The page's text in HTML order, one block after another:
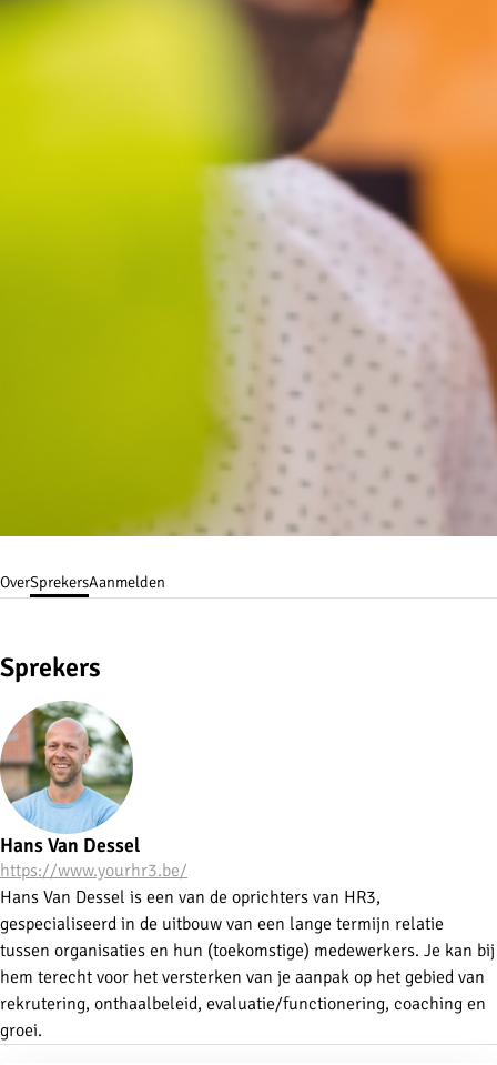
OverSprekersAanmelden
Sprekers
Hans Van Dessel
https://www.yourhr3.be/
Hans Van Dessel is een van de oprichters van HR3,
gespecialiseerd in de uitbouw van een lange termijn relatie
tussen organisaties en hun (toekomstige) medewerkers. Je kan bij
hem terecht voor het versterken van je aanpak op het gebied van
rekrutering, onthaalbeleid, evaluatie/functionering, coaching en
groei.